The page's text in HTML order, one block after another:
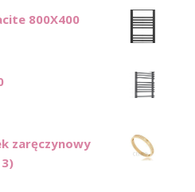
800X400
zaręczynowy